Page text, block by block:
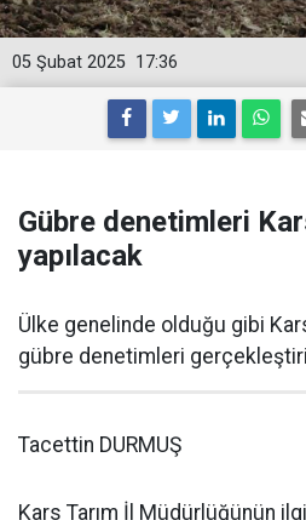
17:36
05 Şubat 2025
Gübre denetimleri
yapılacak
Ülke genelinde olduğu gibi
gübre denetimleri
Tacettin DURMUŞ
Kars Tarım İl Müdürlüğünün